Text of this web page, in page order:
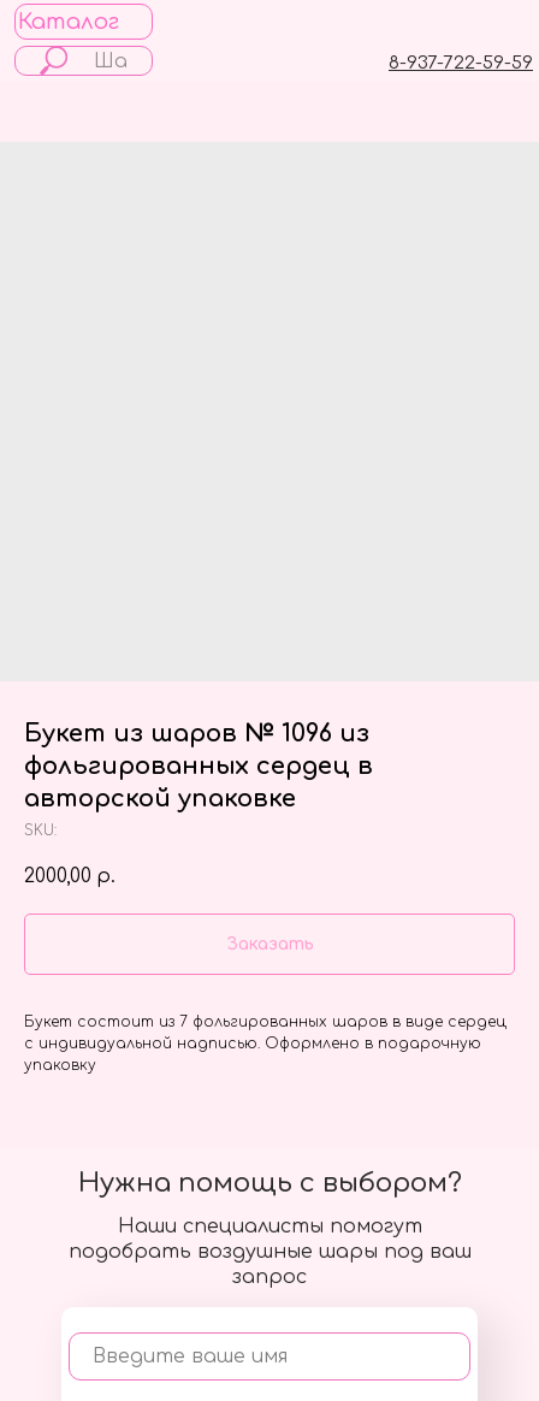
Каталог
8-937-722-59-59
Букет из шаров № 1096 из
фольгированных сердец в
авторской упаковке
SKU:
2000,00 р.
Заказать
Букет состоит из 7 фольгированных шаров в виде сердец
с индивидуальной надписью. Оформлено в подарочную
упаковку
Наши специалисты помогут
подобрать воздушные шары под ваш
запрос
Введите ваше имя
Нужна помощь с выбором?